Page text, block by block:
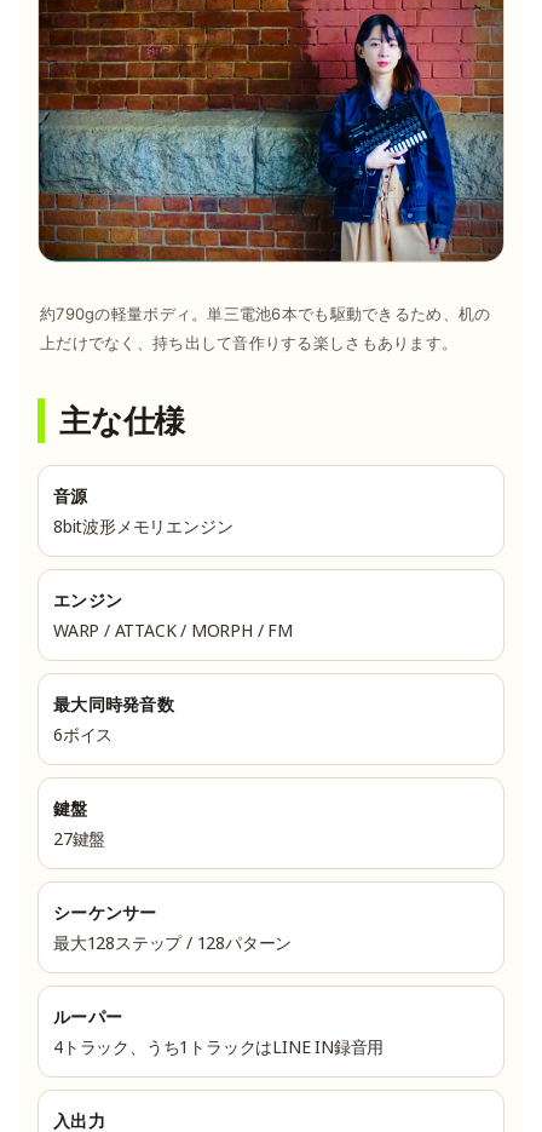
約790gの軽量ボディ。単三電池6本でも駆動できるため、机の
上だけでなく、持ち出して音作りする楽しさもあります。
主な仕様
音源
8bit波形メモリエンジン
エンジン
WARP / ATTACK / MORPH / FM
最大同時発音数
6ボイス
鍵盤
27鍵盤
シーケンサー
最大128ステップ / 128パターン
ルーパー
4トラック、うち1トラックはLINE IN録音用
入出力